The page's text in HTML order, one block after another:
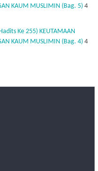
KAUM MUSLIMIN (Bag. 5) 4
Ke 255) KEUTAMAAN
KAUM MUSLIMIN (Bag. 4) 4